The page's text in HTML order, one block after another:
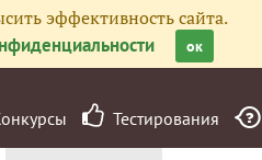
эффективность сайта.
ок
Тестирования